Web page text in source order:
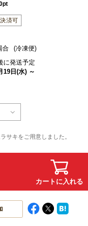
合
(冷凍便)
に発送予定
19日(水) ～
サキをご用意しました。
カートに入れる